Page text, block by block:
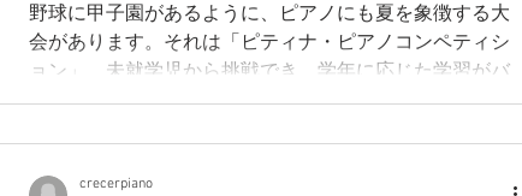
野球に甲子園があるように、ピアノにも夏を象徴する大
会があります。それは「ピティナ・ピアノコンペティシ
ョン」。未就学児から挑戦でき、学年に応じた学習がバ
ランスよくできるコンクールで、4曲仕上げるという非常
crecerpiano